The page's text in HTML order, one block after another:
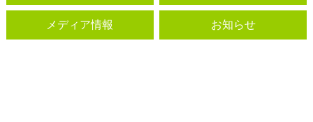
メディア情報 お知らせ